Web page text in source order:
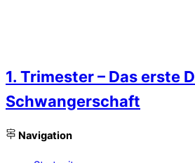
1. Trimester – Das erste
Schwangerschaft
Navigation